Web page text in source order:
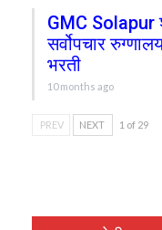
GMC Solapur
सर्वोपचार
भरती
10 months ago
PREV NEXT 1 of 29